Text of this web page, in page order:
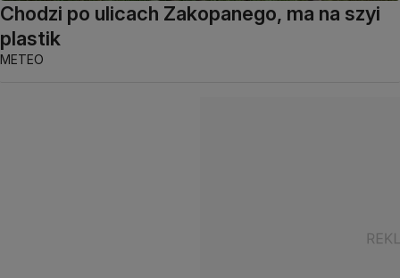
Chodzi po ulicach Zakopanego, ma na szyi
plastik
METEO